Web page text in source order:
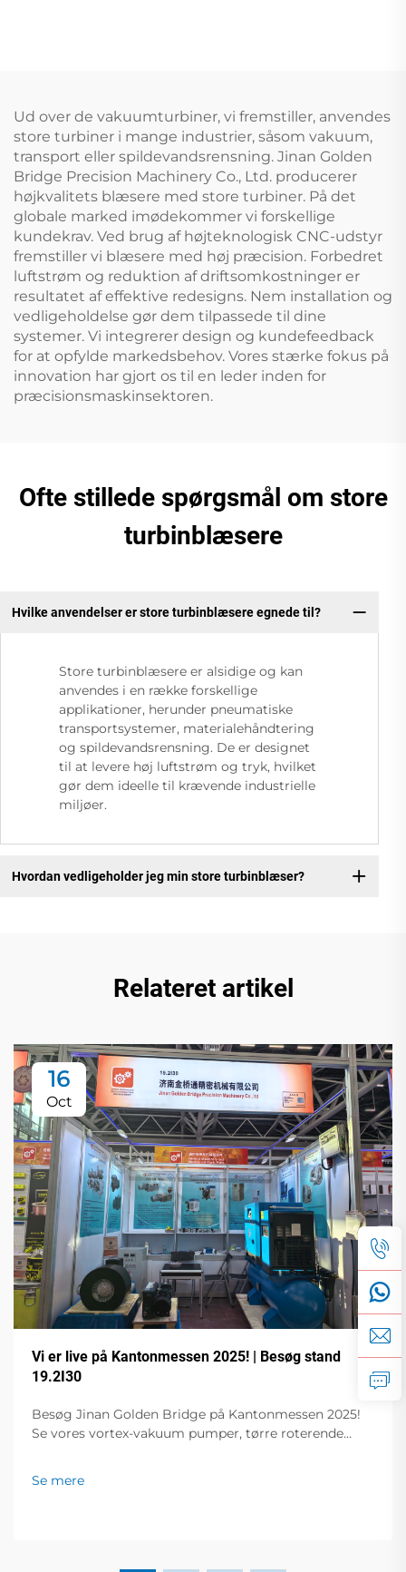
Ud over de vakuumturbiner, vi fremstiller, anvendes
store turbiner i mange industrier, såsom vakuum,
transport eller spildevandsrensning. Jinan Golden
Bridge Precision Machinery Co., Ltd. producerer
højkvalitets blæsere med store turbiner. På det
globale marked imødekommer vi forskellige
kundekrav. Ved brug af højteknologisk CNC-udstyr
fremstiller vi blæsere med høj præcision. Forbedret
luftstrøm og reduktion af driftsomkostninger er
resultatet af effektive redesigns. Nem installation og
vedligeholdelse gør dem tilpassede til dine
systemer. Vi integrerer design og kundefeedback
for at opfylde markedsbehov. Vores stærke fokus på
innovation har gjort os til en leder inden for
præcisionsmaskinsektoren.
Ofte stillede spørgsmål om store
turbinblæsere
Hvilke anvendelser er store turbinblæsere egnede til?
Store turbinblæsere er alsidige og kan
anvendes i en række forskellige
applikationer, herunder pneumatiske
transportsystemer, materialehåndtering
og spildevandsrensning. De er designet
til at levere høj luftstrøm og tryk, hvilket
gør dem ideelle til krævende industrielle
miljøer.
Hvordan vedligeholder jeg min store turbinblæser?
Relateret artikel
16
Oct
Vi er live på Kantonmessen 2025! | Besøg stand
19.2I30
Besøg Jinan Golden Bridge på Kantonmessen 2025!
Se vores vortex-vakuum pumper, tørre roterende
demonstrationer på stand 19.2I30. Få ekspertløsninger
Se mere